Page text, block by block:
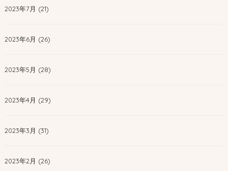
2023年7月 (21)
2023年6月 (26)
2023年5月 (28)
2023年4月 (29)
2023年3月 (31)
2023年2月 (26)